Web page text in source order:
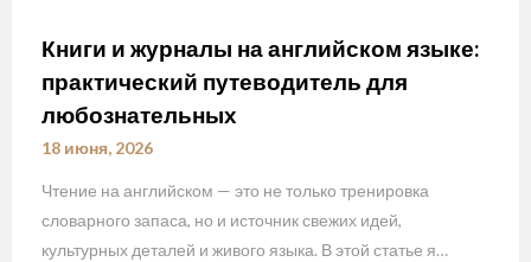
Книги и журналы на английском языке:
практический путеводитель для
любознательных
18 июня, 2026
Чтение на английском — это не только тренировка
словарного запаса, но и источник свежих идей,
культурных деталей и живого языка. В этой статье я…